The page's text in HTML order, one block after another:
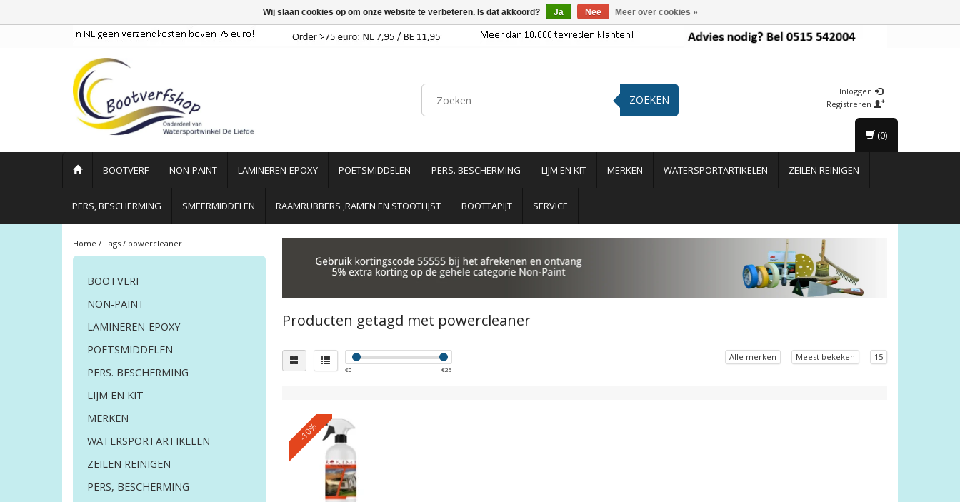
ZOEKEN
Inloggen
Registreren
BOOTVERF NON-PAINT LAMINEREN-EPOXY POETSMIDDELEN PERS. BESCHERMING LIJM EN KIT MERKEN WATERSPORTARTIKELEN ZEILEN REINIGEN
PERS, BESCHERMING SMEERMIDDELEN RAAMRUBBERS ,RAMEN EN STOOTLIJST BOOTTAPIJT SERVICE
(0)
Home / Tags / powercleaner
BOOTVERF
NON-PAINT
LAMINEREN-EPOXY
POETSMIDDELEN
PERS. BESCHERMING
LIJM EN KIT
MERKEN
WATERSPORTARTIKELEN
ZEILEN REINIGEN
PERS, BESCHERMING
Producten getagd met powercleaner
€0 €25
Alle merken Meest bekeken 15
-10%
Wij slaan cookies op om onze website te verbeteren. Is dat akkoord? Ja Nee Meer over cookies »